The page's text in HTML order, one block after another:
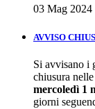
03 Mag 2024
AVVISO
Si avvisano i
chiusura
mercoledì 1
giorni